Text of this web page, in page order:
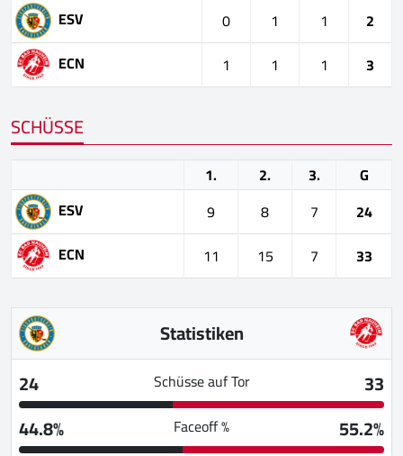
ESV
0 1 1
2
ECN
1 1 1 3
SCHÜSSE
1. 2. 3.
G
ESV
9 8 7
24
ECN
11 15 7 33
Statistiken
24
Schüsse auf Tor
33
44.8%
Faceoff %
55.2%